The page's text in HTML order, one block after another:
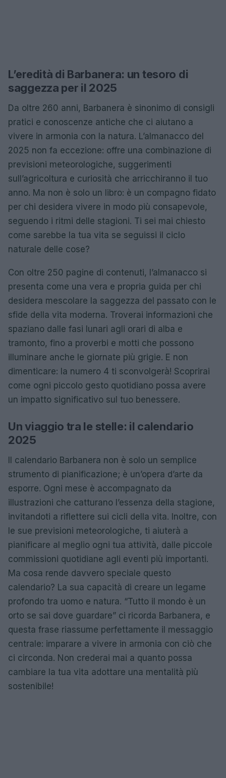
L’eredità di Barbanera: un tesoro di
saggezza per il 2025
Da oltre 260 anni, Barbanera è sinonimo di consigli
pratici e conoscenze antiche che ci aiutano a
vivere in armonia con la natura. L’almanacco del
2025 non fa eccezione: offre una combinazione di
previsioni meteorologiche, suggerimenti
sull’agricoltura e curiosità che arricchiranno il tuo
anno. Ma non è solo un libro: è un compagno fidato
per chi desidera vivere in modo più consapevole,
seguendo i ritmi delle stagioni. Ti sei mai chiesto
come sarebbe la tua vita se seguissi il ciclo
naturale delle cose?
Con oltre 250 pagine di contenuti, l’almanacco si
presenta come una vera e propria guida per chi
desidera mescolare la saggezza del passato con le
sfide della vita moderna. Troverai informazioni che
spaziano dalle fasi lunari agli orari di alba e
tramonto, fino a proverbi e motti che possono
illuminare anche le giornate più grigie. E non
dimenticare: la numero 4 ti sconvolgerà! Scoprirai
come ogni piccolo gesto quotidiano possa avere
un impatto significativo sul tuo benessere.
Un viaggio tra le stelle: il calendario
2025
Il calendario Barbanera non è solo un semplice
strumento di pianificazione; è un’opera d’arte da
esporre. Ogni mese è accompagnato da
illustrazioni che catturano l’essenza della stagione,
invitandoti a riflettere sui cicli della vita. Inoltre, con
le sue previsioni meteorologiche, ti aiuterà a
pianificare al meglio ogni tua attività, dalle piccole
commissioni quotidiane agli eventi più importanti.
Ma cosa rende davvero speciale questo
calendario? La sua capacità di creare un legame
profondo tra uomo e natura. “Tutto il mondo è un
orto se sai dove guardare” ci ricorda Barbanera, e
questa frase riassume perfettamente il messaggio
centrale: imparare a vivere in armonia con ciò che
ci circonda. Non crederai mai a quanto possa
cambiare la tua vita adottare una mentalità più
sostenibile!